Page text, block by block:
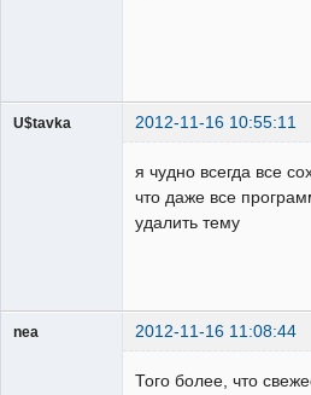
U$tavka 2012-11-16 10:55:11
я чудно всегда все
что даже все
удалить тему
nea 2012-11-16 11:08:44
Того более, что